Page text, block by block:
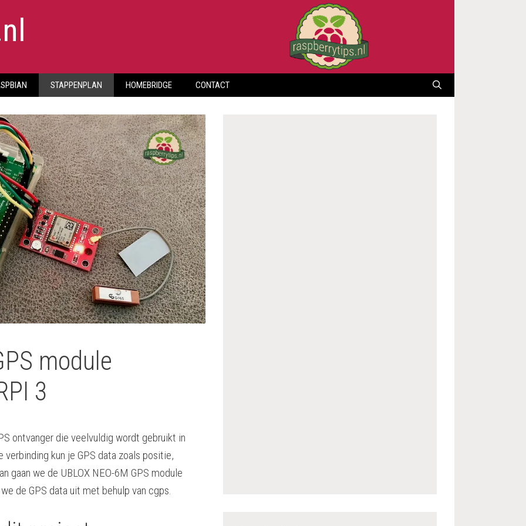
STAPPENPLAN HOMEBRIDGE CONTACT
module
3
ontvanger die veelvuldig wordt gebruikt in
kun je GPS data zoals positie,
gaan we de UBLOX NEO-6M GPS module
de GPS data uit met behulp van cgps.